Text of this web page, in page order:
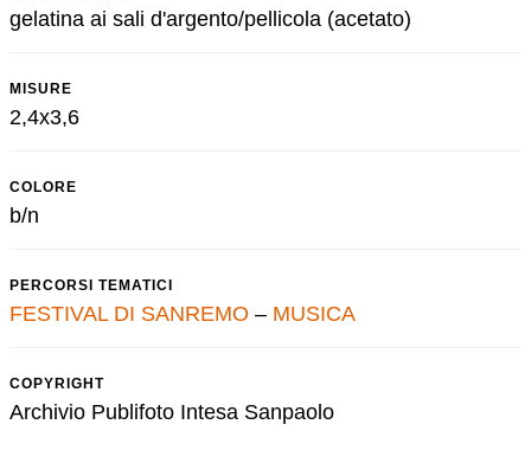
gelatina ai sali d'argento/pellicola (acetato)
MISURE
2,4x3,6
COLORE
b/n
PERCORSI TEMATICI
FESTIVAL DI SANREMO – MUSICA
COPYRIGHT
Archivio Publifoto Intesa Sanpaolo